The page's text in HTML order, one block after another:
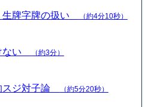
生牌字牌の扱い （約4分10秒）
ない （約3分）
スジ対子論 （約5分20秒）